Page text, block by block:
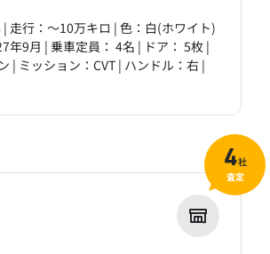
走行：～10万キロ | 色：白(ホワイト)
年9月 | 乗車定員： 4名 | ドア： 5枚 |
| ミッション：CVT | ハンドル：右 |
4社
査定